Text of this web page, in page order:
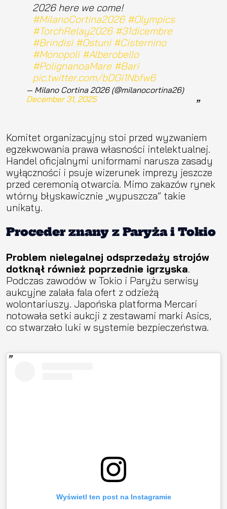
2026 here we come!​
#MilanoCortina2026 #Olympics
#TorchRelay2026 #31dicembre
#Brindisi #Ostuni #Cisternino
#Monopoli #Alberobello
#PolignanoaMare #Bari
pic.twitter.com/bDGi1Nbfw6
— Milano Cortina 2026 (@milanocortina26)
December 31, 2025
Komitet organizacyjny stoi przed wyzwaniem
egzekwowania prawa własności intelektualnej.
Handel oficjalnymi uniformami narusza zasady
wyłączności i psuje wizerunek imprezy jeszcze
przed ceremonią otwarcia. Mimo zakazów rynek
wtórny błyskawicznie „wypuszcza” takie
unikaty.
Proceder znany z Paryża i Tokio
Problem nielegalnej odsprzedaży strojów
dotknął również poprzednie igrzyska.
Podczas zawodów w Tokio i Paryżu serwisy
aukcyjne zalała fala ofert z odzieżą
wolontariuszy. Japońska platforma Mercari
notowała setki aukcji z zestawami marki Asics,
co stwarzało luki w systemie bezpieczeństwa.
Wyświetl ten post na Instagramie